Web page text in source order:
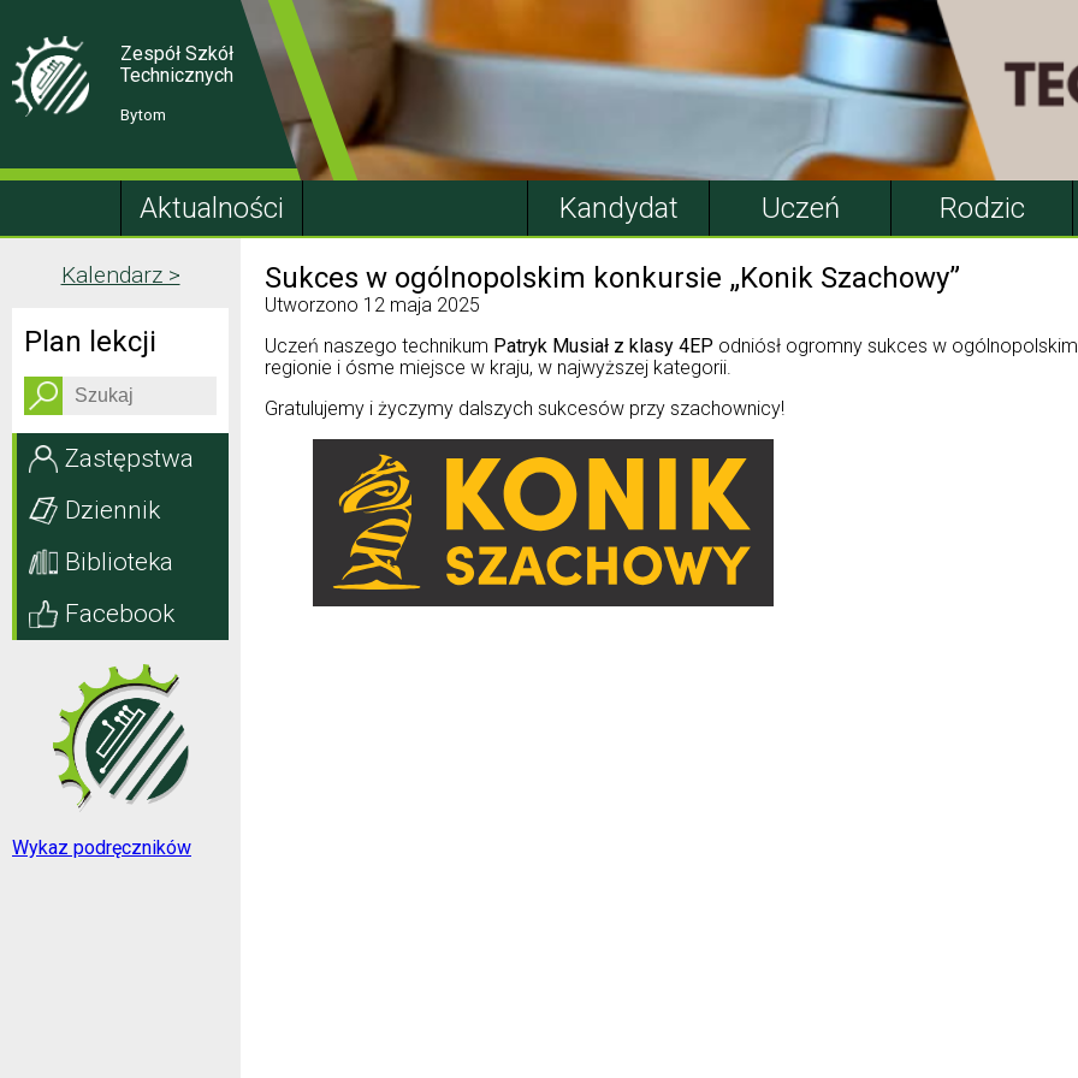
Content
navigation
Zespół Szkół
Technicznych
Bytom
Aktualności Kandydat Uczeń Rodzic
Kalendarz >
Plan lekcji
Zastępstwa
Dziennik
Biblioteka
Facebook
Wykaz podręczników
Sukces w ogólnopolskim konkursie „Konik Szachowy”
Utworzono 12 maja 2025
Uczeń naszego technikum Patryk Musiał z klasy 4EP odniósł ogromny sukces w
regionie i ósme miejsce w kraju, w najwyższej kategorii.
Gratulujemy i życzymy dalszych sukcesów przy szachownicy!